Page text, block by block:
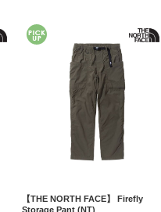
【THE NORTH FACE】 Firefly
Storage Pant (NT)